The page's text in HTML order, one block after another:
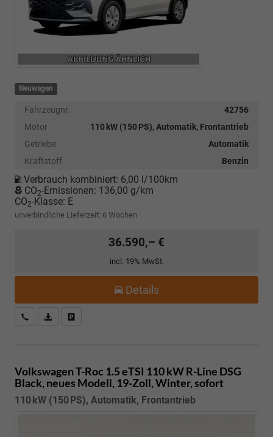
Neuwagen
Fahrzeugnr.
42756
Motor
110 kW (150 PS), Automatik, Frontantrieb
Getriebe
Automatik
Kraftstoff
Benzin
Verbrauch kombiniert: 6,00 l/100km
CO2-Emissionen: 136,00 g/km
CO2-Klasse: E
unverbindliche Lieferzeit: 6 Wochen
36.590,– €
incl. 19% MwSt.
Details
Kostenloser Rückruf-Service
PDF-Datei, Fahrzeugexposé drucken
Volkswagen T-Roc 1.5 eTSI 110 kW R-Line DSG
Black, neues Modell, 19-Zoll, Winter, sofort
110 kW (150 PS), Automatik, Frontantrieb